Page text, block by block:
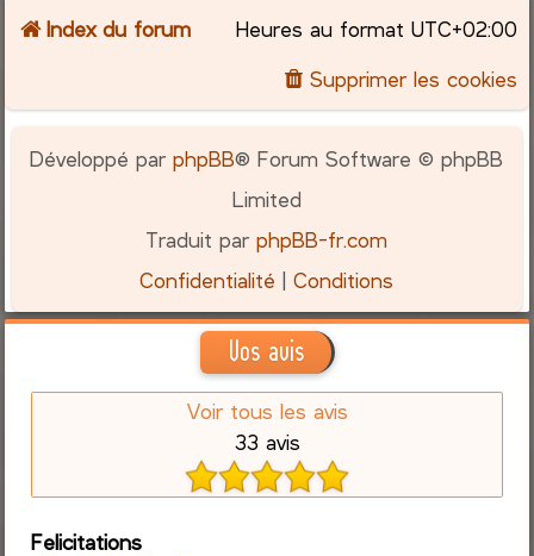
Index du forum Heures au format UTC+02:00
Supprimer les cookies
Développé parphpBB® Forum Software © phpBB
Limited
Traduit parphpBB-fr.com
Confidentialité |Conditions
Vos avis
Voir tous les avis
33 avis
Felicitations